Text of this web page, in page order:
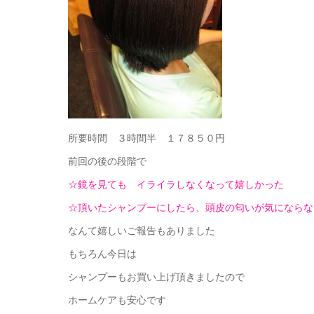
所要時間 ３時間半 １７８５０円
前回の後の段階で
☆鏡を見ても イライラしなくなって嬉しかった
☆頂いたシャンプーにしたら、頭皮の匂いが気になら
なんて嬉しいご報告もありました
もちろん今日は
シャンプーもお買い上げ頂きましたので
ホームケアも安心です